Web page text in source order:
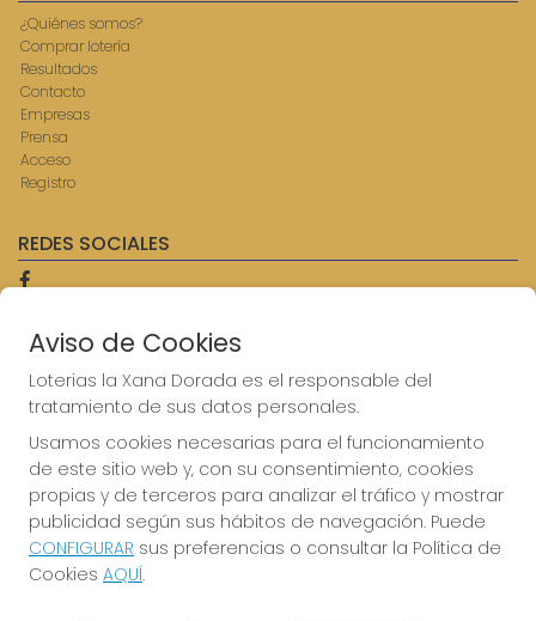
¿Quiénes somos?
Comprar lotería
Resultados
Contacto
Empresas
Prensa
Acceso
Registro
REDES SOCIALES
CONTACTO
ADMINISTRACION DE LOTERIAS: 9-AVILES - RECEPTOR
OFICIAL: 57750
Clica aquí para contactar por WhatsApp
614069067
info@laxanadorada.com
Fernandez Balsera 26 bajo
Aviles, 33402
(Asturias) España
Aviso de Cookies
Loterias la Xana Dorada es el responsable del
tratamiento de sus datos personales.
Usamos cookies necesarias para el funcionamiento
de este sitio web y, con su consentimiento, cookies
propias y de terceros para analizar el tráfico y mostrar
publicidad según sus hábitos de navegación. Puede
CONFIGURAR sus preferencias o consultar la Política de
Cookies AQUÍ.